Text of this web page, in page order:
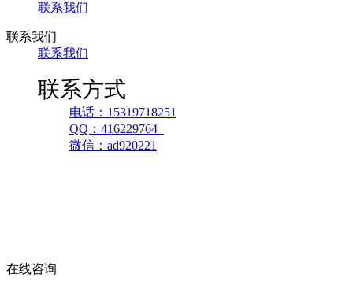
联系我们
联系我们
联系我们
联系方式
电话：15319718251
QQ：416229764
微信：ad920221
在线咨询